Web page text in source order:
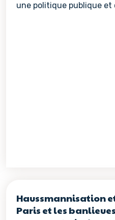
une politique publique et
Haussmannisation
Paris et les